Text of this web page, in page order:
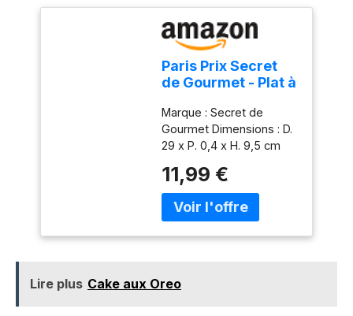
Paris Prix Secret
de Gourmet - Plat à
Renaissance 29cm
Transparent
Marque : Secret de
Gourmet Dimensions : D.
29 x P. 0,4 x H. 9,5 cm
Transparent
11,99 €
Lire plus Cake aux Oreo